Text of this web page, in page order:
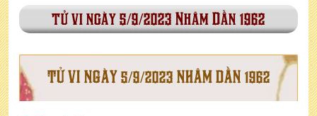
tử vi ngày 5/9/2023 Nhâm Dần 1962
TỬ VI NGÀY 5/9/2023 NHÂM DẦN 1962